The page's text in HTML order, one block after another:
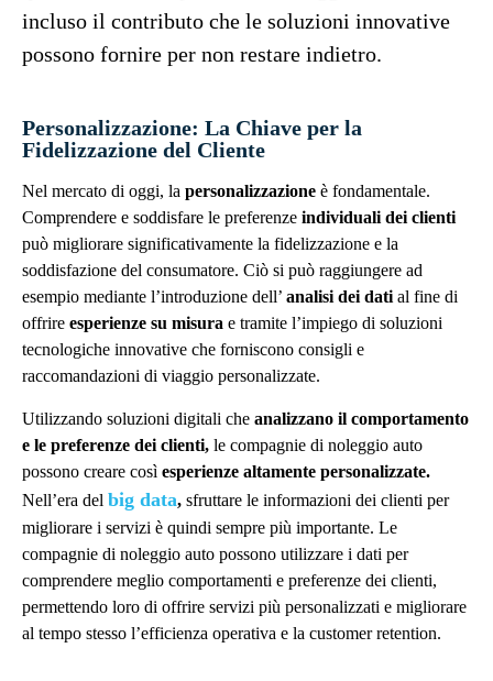
incluso il contributo che le soluzioni innovative
possono fornire per non restare indietro.
Personalizzazione: La Chiave per la
Fidelizzazione del Cliente
Nel mercato di oggi, la personalizzazione è fondamentale.
Comprendere e soddisfare le preferenze individuali dei clienti
può migliorare significativamente la fidelizzazione e la
soddisfazione del consumatore. Ciò si può raggiungere ad
esempio mediante l’introduzione dell’ analisi dei dati al fine di
offrire esperienze su misura e tramite l’impiego di soluzioni
tecnologiche innovative che forniscono consigli e
raccomandazioni di viaggio personalizzate.
Utilizzando soluzioni digitali che analizzano il comportamento
e le preferenze dei clienti, le compagnie di noleggio auto
possono creare così esperienze altamente personalizzate.
Nell’era del big data, sfruttare le informazioni dei clienti per
migliorare i servizi è quindi sempre più importante. Le
compagnie di noleggio auto possono utilizzare i dati per
comprendere meglio comportamenti e preferenze dei clienti,
permettendo loro di offrire servizi più personalizzati e migliorare
al tempo stesso l’efficienza operativa e la customer retention.